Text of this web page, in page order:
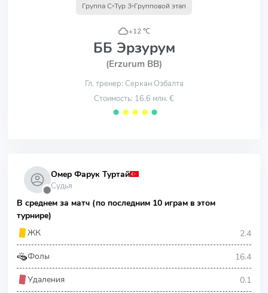
Группа C Тур 3 Групповой этап
+12 ℃
ББ Эрзурум
(Erzurum BB)
Гл. тренер: Серкан Озбалта
Стоимость: 16.6 млн. €
⬤ ⬤ ⬤ ⬤ ⬤
⬤
Омер Фарук Туртай
Судья
В среднем за матч (по последним 10 играм в этом
турнире)
ЖК
2.4
Фолы 16.4
Удаления 0.1